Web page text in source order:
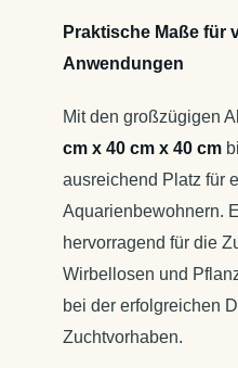
Praktische Maße für
Anwendungen
Mit den großzügigen
cm x 40 cm x 40 cm
ausreichend Platz für
Aquarienbewohnern.
hervorragend für die
Wirbellosen und
bei der erfolgreichen
Zuchtvorhaben.